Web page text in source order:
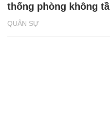
QUÂN SỰ
thống phòng không